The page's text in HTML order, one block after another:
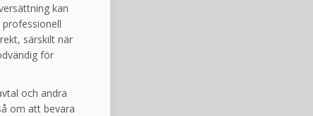
kan
särskilt när
för
och andra
om att bevara